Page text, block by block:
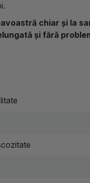
chiar și la
și fără